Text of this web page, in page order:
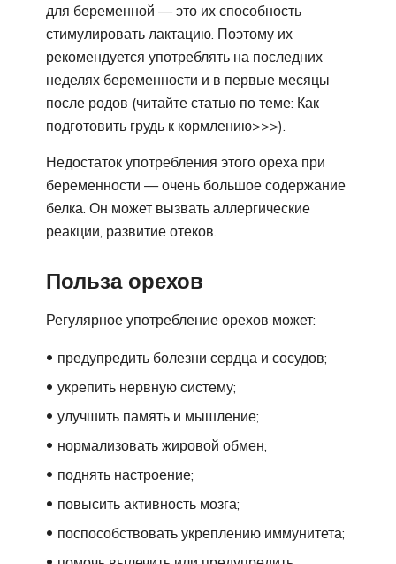
для беременной — это их способность
стимулировать лактацию. Поэтому их
рекомендуется употреблять на последних
неделях беременности и в первые месяцы
после родов (читайте статью по теме: Как
подготовить грудь к кормлению>>>).
Недостаток употребления этого ореха при
беременности — очень большое содержание
белка. Он может вызвать аллергические
реакции, развитие отеков.
Польза орехов
Регулярное употребление орехов может:
предупредить болезни сердца и сосудов;
укрепить нервную систему;
улучшить память и мышление;
нормализовать жировой обмен;
поднять настроение;
повысить активность мозга;
поспособствовать укреплению иммунитета;